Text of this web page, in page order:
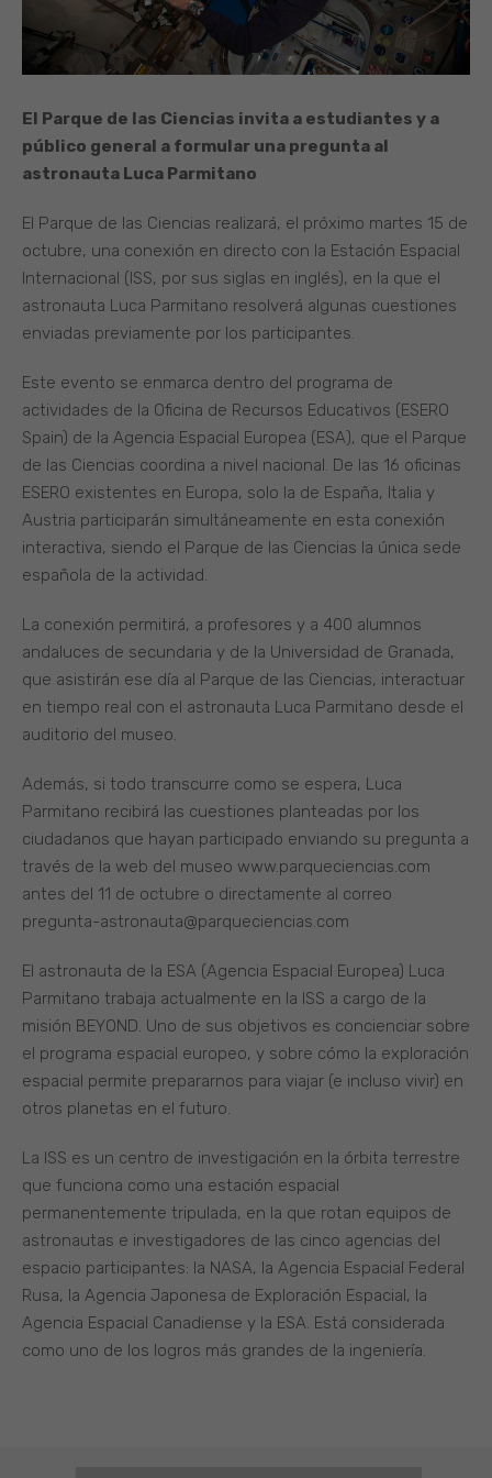
El Parque de las Ciencias invita a estudiantes y a
público general a formular una pregunta al
astronauta Luca Parmitano
El Parque de las Ciencias realizará, el próximo martes 15 de
octubre, una conexión en directo con la Estación Espacial
Internacional (ISS, por sus siglas en inglés), en la que el
astronauta Luca Parmitano resolverá algunas cuestiones
enviadas previamente por los participantes.
Este evento se enmarca dentro del programa de
actividades de la Oficina de Recursos Educativos (ESERO
Spain) de la Agencia Espacial Europea (ESA), que el Parque
de las Ciencias coordina a nivel nacional. De las 16 oficinas
ESERO existentes en Europa, solo la de España, Italia y
Austria participarán simultáneamente en esta conexión
interactiva, siendo el Parque de las Ciencias la única sede
española de la actividad.
La conexión permitirá, a profesores y a 400 alumnos
andaluces de secundaria y de la Universidad de Granada,
que asistirán ese día al Parque de las Ciencias, interactuar
en tiempo real con el astronauta Luca Parmitano desde el
auditorio del museo.
Además, si todo transcurre como se espera, Luca
Parmitano recibirá las cuestiones planteadas por los
ciudadanos que hayan participado enviando su pregunta a
través de la web del museo www.parqueciencias.com
antes del 11 de octubre o directamente al correo
pregunta-astronauta@parqueciencias.com
El astronauta de la ESA (Agencia Espacial Europea) Luca
Parmitano trabaja actualmente en la ISS a cargo de la
misión BEYOND. Uno de sus objetivos es concienciar sobre
el programa espacial europeo, y sobre cómo la exploración
espacial permite prepararnos para viajar (e incluso vivir) en
otros planetas en el futuro.
La ISS es un centro de investigación en la órbita terrestre
que funciona como una estación espacial
permanentemente tripulada, en la que rotan equipos de
astronautas e investigadores de las cinco agencias del
espacio participantes: la NASA, la Agencia Espacial Federal
Rusa, la Agencia Japonesa de Exploración Espacial, la
Agencia Espacial Canadiense y la ESA. Está considerada
como uno de los logros más grandes de la ingeniería.